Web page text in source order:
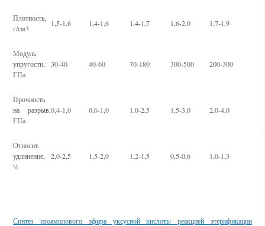
Плотность,
г/см3
1,5-1,6 1,4-1,6 1,4-1,7 1,6-2,0 1,7-1,9
Модуль
упругости,
ГПа
30-40 40-60 70-180 300-500 200-300
Прочность
на разрыв,
ГПа
0,4-1,0 0,6-1,0 1,0-2,5 1,5-3,0 2,0-4,0
Относит.
удлинение,
%
2,0-2,5 1,5-2,0 1,2-1,5 0,5-0,6 1,0-1,3
Синтез изоамилового эфира уксусной кислоты реакцией этерификации